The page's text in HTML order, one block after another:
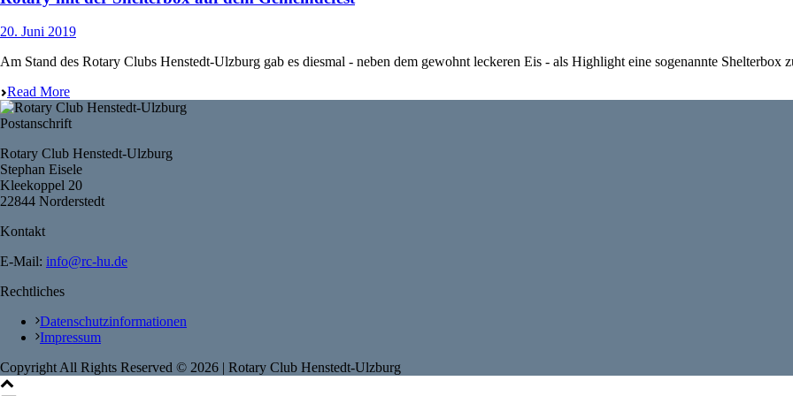
20. Juni 2019
Am Stand des Rotary Clubs Henstedt-Ulzburg gab es diesmal - neben dem gewohnt leckeren Eis - als Highlight eine sogenannte Shelterbox
Read More
Postanschrift
Rotary Club Henstedt-Ulzburg
Stephan Eisele
Kleekoppel 20
22844 Norderstedt
Kontakt
E-Mail: info@rc-hu.de
Rechtliches
Datenschutzinformationen
Impressum
Copyright All Rights Reserved © 2026 | Rotary Club Henstedt-Ulzburg